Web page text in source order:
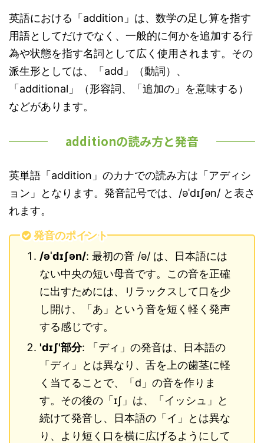
英語における「addition」は、数学の足し算を指す
用語としてだけでなく、一般的に何かを追加する行
為や状態を指す名詞として広く使用されます。その
派生形としては、「add」（動詞）、
「additional」（形容詞、「追加の」を意味する）
などがあります。
additionの読み方と発音
英単語「addition」のカナでの読み方は「アディシ
ョン」となります。発音記号では、/əˈdɪʃən/ と表さ
れます。
発音のポイント
/əˈdɪʃən/: 最初の音 /ə/ は、日本語には
ない中央の短い母音です。この音を正確
に出すためには、リラックスして口を少
し開け、「あ」という音を短く軽く発声
する感じです。
'dɪʃ'部分: 「ディ」の発音は、日本語の
「ディ」とは異なり、舌を上の歯茎に軽
く当てることで、「d」の音を作りま
す。その後の「ɪʃ」は、「イッシュ」と
続けて発音し、日本語の「イ」とは異な
り、より短く口を横に広げるようにして